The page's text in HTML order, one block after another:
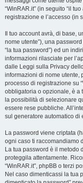
“WinRAR.it” (in seguito “il
registrazione e l’accesso (in
Il tuo account avrà, di base,
nome utente”), una
“la tua password”) ed un
informazioni rilasciate per
dalle Leggi sulla Privacy
informazioni di nome utente,
processo di registrazione su
obbligatoria o opzionale, è a
la possibilità di selezionare
essere rese pubbliche.
sul generatore automatico di
La password viene criptata
ogni caso ti raccomandiamo
La tua password è il metodo
proteggila attentamente.
“WinRAR.it”, phpBB o terzi
Nel caso dimenticassi la tua